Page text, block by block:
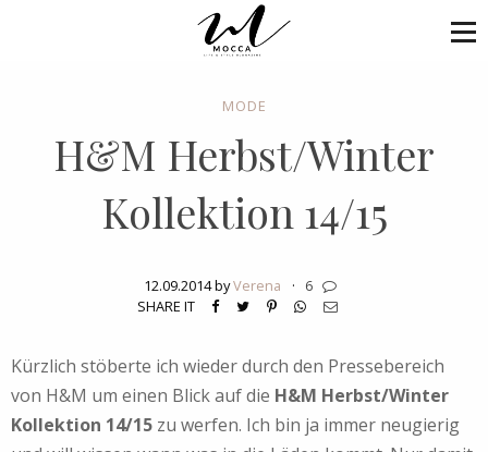
MODE
H&M Herbst/Winter
Kollektion 14/15
12.09.2014 byVerena ·
6
SHARE IT
Kürzlich stöberte ich wieder durch den Pressebereich
von H&M um einen Blick auf die H&M Herbst/Winter
Kollektion 14/15 zu werfen. Ich bin ja immer neugierig